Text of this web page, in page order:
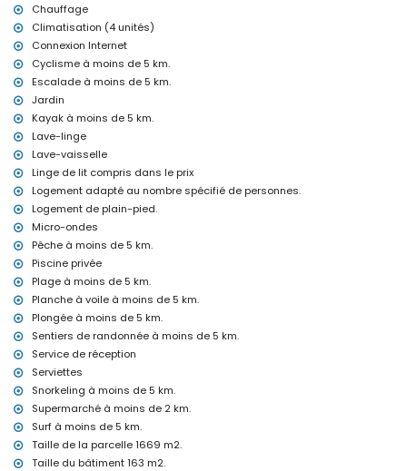
internet (WiFi)
fer et planche à repasser
linge de lit et serviettes
service de réception et service d'urgence 24 heures
Équipements et services à supplément
lit supplémentaire et lit/couchette pour enfants (sur demande)
Divertissements et activités de loisirs pour vos vacances à Jávea,
Costa Blanca
discothèque, bar et promenade (Paseo Marítimo) (à moins de 5
kilomètres de la maison)
Sites touristiques et culture à Jávea, Costa Blanca
Puerto, Jávea), ruine (Molinos de Viento, Jávea), monument (Pueblo
de Jávea, Jávea), édifice architectural (Pueblo de Jávea, Jávea),
lieu historique (Pueblo de Jávea et Jávea) (à moins de 5
kilomètres de l'hébergement)
château (Portal de la Vila et Denia) (à moins de 10 kilomètres de
l'hébergement)
Sports
randonnée, VTT, cyclisme, escalade, canoë, kayak, pêche, plongée,
snorkeling, surf et planche à voile (à moins de 5 kilomètres de la
villa)
tennis, golf (La Sella, Denia), équitation et ski nautique (à moins
de 10 kilomètres de la villa)
Chauffage
Climatisation (4 unités)
Connexion Internet
Cyclisme à moins de 5 km.
Escalade à moins de 5 km.
Jardin
Kayak à moins de 5 km.
Lave-linge
Lave-vaisselle
Linge de lit compris dans le prix
Logement adapté au nombre spécifié de personnes.
Logement de plain-pied.
Micro-ondes
Pêche à moins de 5 km.
Piscine privée
Plage à moins de 5 km.
Planche à voile à moins de 5 km.
Plongée à moins de 5 km.
Sentiers de randonnée à moins de 5 km.
Service de réception
Serviettes
Snorkeling à moins de 5 km.
Supermarché à moins de 2 km.
Surf à moins de 5 km.
Taille de la parcelle 1669 m2.
Taille du bâtiment 163 m2.